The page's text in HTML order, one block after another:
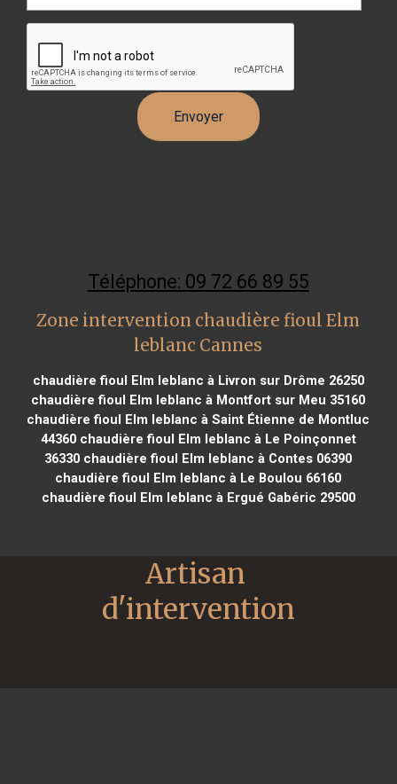
Téléphone: 09 72 66 89 55
Zone intervention chaudière fioul Elm
leblanc Cannes
chaudière fioul Elm leblanc à Livron sur Drôme 26250
chaudière fioul Elm leblanc à Montfort sur Meu 35160
chaudière fioul Elm leblanc à Saint Étienne de Montluc
44360chaudière fioul Elm leblanc à Le Poinçonnet
36330 chaudière fioul Elm leblanc à Contes 06390
chaudière fioul Elm leblanc à Le Boulou 66160
chaudière fioul Elm leblanc à Ergué Gabéric 29500
Artisan
d'intervention